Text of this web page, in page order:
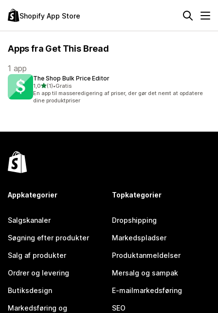
Shopify App Store
Apps fra Get This Bread
1 app
The Shop Bulk Price Editor
1,0ud af 5 stjerner
(1)
1 anmeldelser i alt
•Gratis
En app til masseredigering af priser, der gør det nemt at opdatere
dine produktpriser
Appkategorier
Salgskanaler
Søgning efter produkter
Salg af produkter
Ordrer og levering
Butiksdesign
Markedsføring og
Topkategorier
Dropshipping
Markedspladser
Produktanmeldelser
Mersalg og sampak
E-mailmarkedsføring
SEO